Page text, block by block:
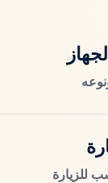
للزيارة